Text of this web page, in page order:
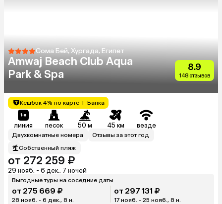
Сома Бей, Хургада, Египет
Amwaj Beach Club Aqua
Park & Spa
8.9
148 отзывов
Кешбэк 4% по карте Т-Банка
линия песок 50 м 45 км везде
Двухкомнатные номера
Отзывы за этот год
Собственный пляж
от 272 259 ₽
29 нояб. - 6 дек., 7 ночей
Выгодные туры на соседние даты
от 275 669 ₽
28 нояб. - 6 дек., 8 н.
от 297 131 ₽
17 нояб. - 25 нояб., 8 н.